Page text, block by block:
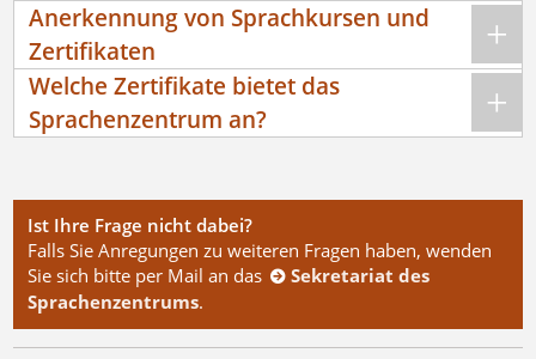
Anerkennung von Sprachkursen und
Zertifikaten
Welche Zertifikate bietet das
Sprachenzentrum an?
Ist Ihre Frage nicht dabei?
Falls Sie Anregungen zu weiteren Fragen haben, wenden
Sie sich bitte per Mail an das
Sekretariat des
Sprachenzentrums.